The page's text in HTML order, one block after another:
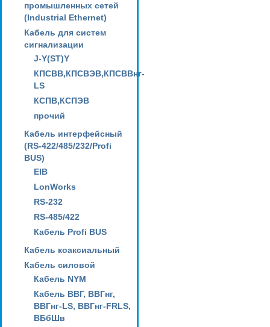
промышленных сетей
(Industrial Ethernet)
Кабель для систем
сигнализации
J-Y(ST)Y
КПСВВ,КПСВЭВ,КПСВВнг-
LS
КСПВ,КСПЭВ
прочий
Кабель интерфейсный
(RS-422/485/232/Profi
BUS)
EIB
LonWorks
RS-232
RS-485/422
Кабель Profi BUS
Кабель коаксиальный
Кабель силовой
Кабель NYM
Кабель ВВГ, ВВГнг,
ВВГнг-LS, ВВГнг-FRLS,
ВБбШв